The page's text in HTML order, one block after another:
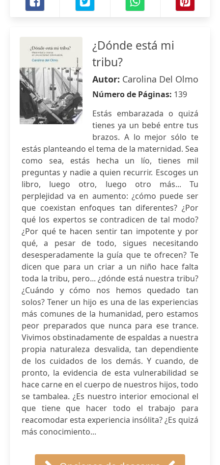
¿Dónde está mi
tribu?
Autor: Carolina Del Olmo
Número de Páginas: 139
Estás embarazada o quizá
tienes ya un bebé entre tus
brazos. A lo mejor sólo te
estás planteando el tema de la maternidad. Sea
como sea, estás hecha un lío, tienes mil
preguntas y nadie a quien recurrir. Escoges un
libro, luego otro, luego otro más... Tu
perplejidad va en aumento: ¿cómo puede ser
que coexistan enfoques tan diferentes? ¿Por
qué los expertos se contradicen de tal modo?
¿Por qué te hacen sentir tan impotente y por
qué, a pesar de todo, sigues necesitando
desesperadamente la guía que te ofrecen? Te
dicen que para un criar a un niño hace falta
toda la tribu, pero... ¿dónde está nuestra tribu?
¿Cuándo y cómo nos hemos quedado tan
solos? Tener un hijo es una de las experiencias
más comunes de la humanidad, pero estamos
peor preparados que nunca para ese trance.
Vivimos obstinadamente de espaldas a nuestra
propia naturaleza desvalida, tan dependiente
de los cuidados de los demás. Y cuando, de
pronto, la evidencia de esta vulnerabilidad se
hace carne en el cuerpo de nuestros hijos, todo
se tambalea. ¿Es nuestro interior emocional el
que tiene que hacer todo el trabajo para
reacomodar esta experiencia insólita? ¿Es quizá
más conocimiento...